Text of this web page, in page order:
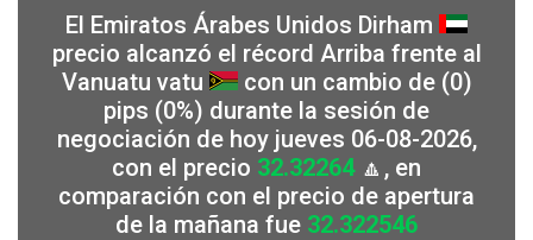
El Emiratos Árabes Unidos Dirham
precio alcanzó el récord Arriba frente al
Vanuatu vatu
con un cambio de (0)
pips (0%) durante la sesión de
negociación de hoy jueves 06-08-2026,
con el precio 32.32264🔼, en
comparación con el precio de apertura
de la mañana fue 32.322546